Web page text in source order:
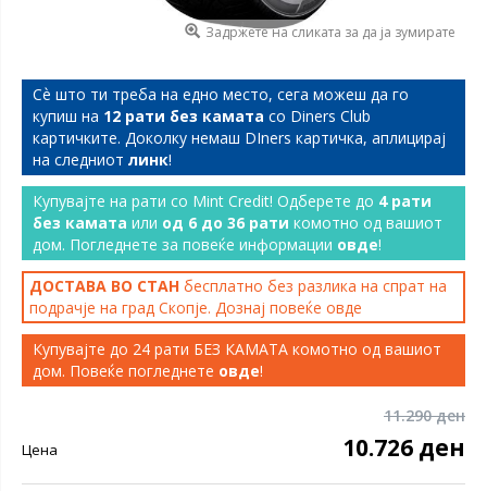
Задржете на сликата за да ја зумирате
Сѐ што ти треба на едно место, сега можеш да го
купиш на 12 рати без камата со Diners Club
картичките. Доколку немаш DIners картичка, аплицирај
на следниот линк!
Купувајте на рати со Mint Credit! Одберете до 4 рати
без камата или од 6 до 36 рати комотно од вашиот
дом. Погледнете за повеќе информации овде!
ДОСТАВА ВО СТАН бесплатно без разлика на спрат на
подрачје на град Скопје. Дознај повеќе овде
Купувајте до 24 рати БЕЗ КАМАТА комотно од вашиот
дом. Повеќе погледнете овде!
11.290 ден
Цена 10.726 ден